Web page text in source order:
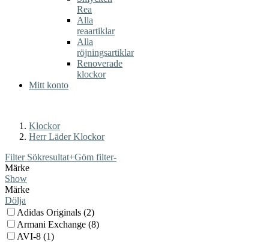
Rea
Alla
reaartiklar
Alla
röjningsartiklar
Renoverade
klockor
Mitt konto
Klockor
Herr Läder Klockor
Filter Sökresultat+Göm filter-
Märke
Show
Märke
Dölja
Adidas Originals (2)
Armani Exchange (8)
AVI-8 (1)